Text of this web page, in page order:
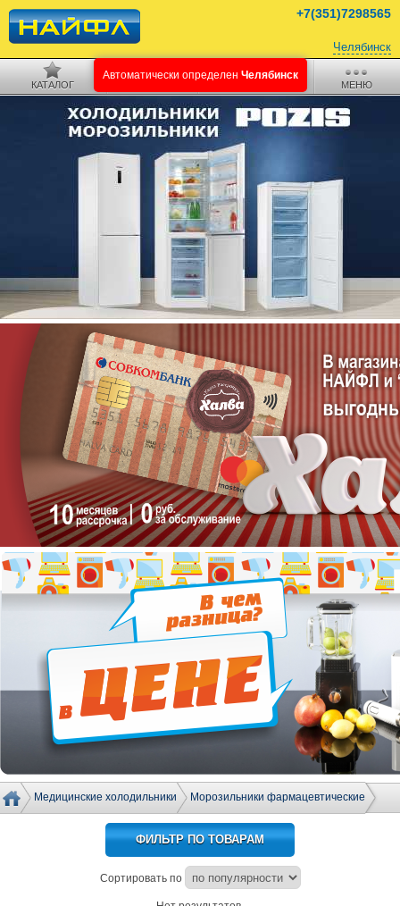
Челябинск
+7(351)7298565
КАТАЛОГ МЕНЮ
Медицинские холодильники Морозильники фармацевтические
ФИЛЬТР ПО ТОВАРАМ
Сортировать по